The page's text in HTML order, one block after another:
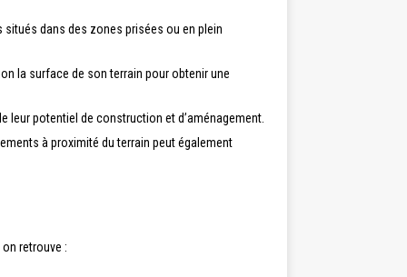
situés dans des zones prisées ou en plein
la surface de son terrain pour obtenir une
potentiel de construction et d’aménagement.
à proximité du terrain peut également
retrouve :